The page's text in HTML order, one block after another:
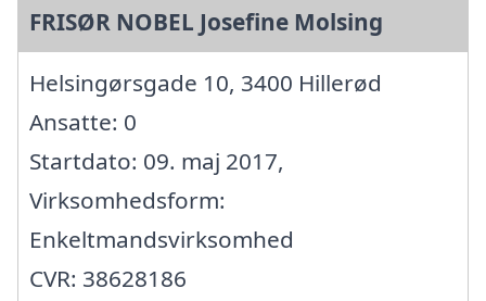
FRISØR NOBEL Josefine Molsing
Helsingørsgade 10, 3400 Hillerød
Ansatte: 0
Startdato: 09. maj 2017,
Virksomhedsform:
Enkeltmandsvirksomhed
CVR: 38628186